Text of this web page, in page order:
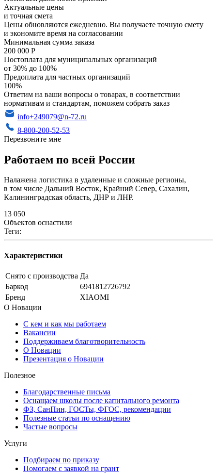
Актуальные цены
и точная смета
Цены обновляются ежедневно. Вы получаете точную смету
и экономите время на согласовании
Минимальная сумма заказа
200 000 Р
Постоплата для муниципальных организаций
от 30% до 100%
Предоплата для частных организаций
100%
Ответим на ваши вопросы о товарах, в соответствии
нормативам и стандартам, поможем собрать заказ
info+249079@n-72.ru
8-800-200-52-53
Перезвоните мне
Работаем по всей России
Налажена логистика в удаленные и сложные регионы,
в том числе Дальний Восток, Крайний Север, Сахалин,
Калининградская область, ДНР и ЛНР.
13 050
Объектов оснастили
Теги:
Характеристики
Снято с производства Да
Баркод
6941812726792
Бренд
XIAOMI
О Новации
С кем и как мы работаем
Вакансии
Поддерживаем благотворительность
О Новации
Презентация о Новации
Полезное
Благодарственные письма
Оснащаем школы после капитального ремонта
ФЗ, СанПин, ГОСТы, ФГОС, рекомендации
Полезные статьи по оснащению
Частые вопросы
Услуги
Подбираем по приказу
Помогаем с заявкой на грант